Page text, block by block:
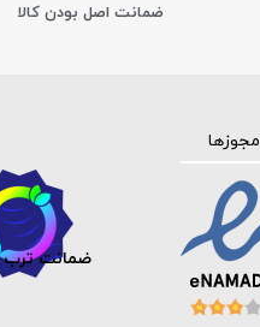
ﺿﻤﺎﻧﺖ اﺻﻞ ﺑﻮدن ﮐﺎﻟﺎ
مجوزها
ضمانت ترب